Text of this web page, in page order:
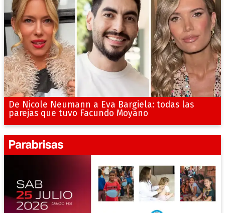
De Nicole Neumann a Eva Bargiela: todas las
parejas que tuvo Facundo Moyano